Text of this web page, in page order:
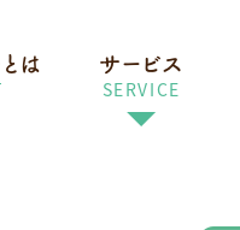
は サービス
SERVICE